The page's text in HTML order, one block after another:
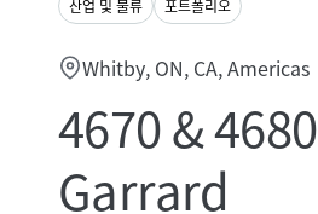
산업 및 물류 포트폴리오
Whitby, ON, CA, Americas
4670 & 4680
Garrard